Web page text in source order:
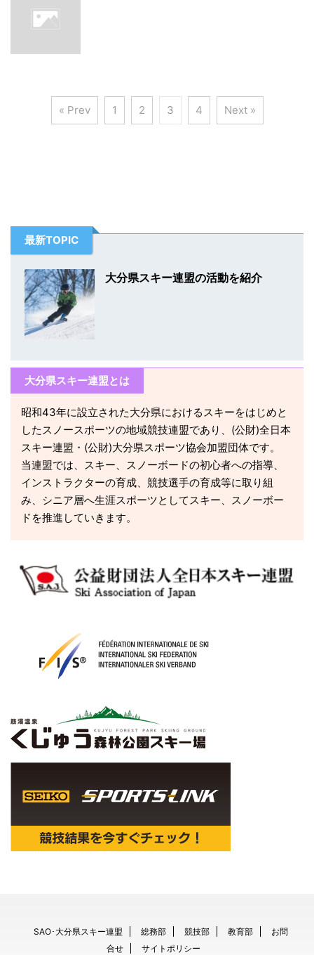
« Prev 1 2 3 4 Next »
最新TOPIC
大分県スキー連盟の活動を紹介
大分県スキー連盟とは
昭和43年に設立された大分県におけるスキーをはじめと
したスノースポーツの地域競技連盟であり、(公財)全日本
スキー連盟・(公財)大分県スポーツ協会加盟団体です。
当連盟では、スキー、スノーボードの初心者への指導、
インストラクターの育成、競技選手の育成等に取り組
み、シニア層へ生涯スポーツとしてスキー、スノーボー
ドを推進していきます。
SAO･大分県スキー連盟 総務部 競技部 教育部
お問
合せ
サイトポリシー